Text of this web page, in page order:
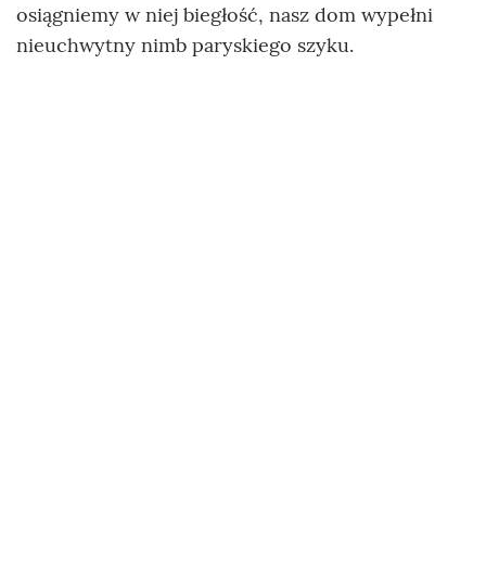
osiągniemy w niej biegłość, nasz dom wypełni
nieuchwytny nimb paryskiego szyku.